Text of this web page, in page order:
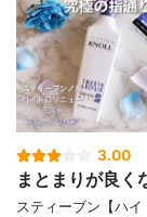
3.00
まとまりが良く
スティーブン【ハ